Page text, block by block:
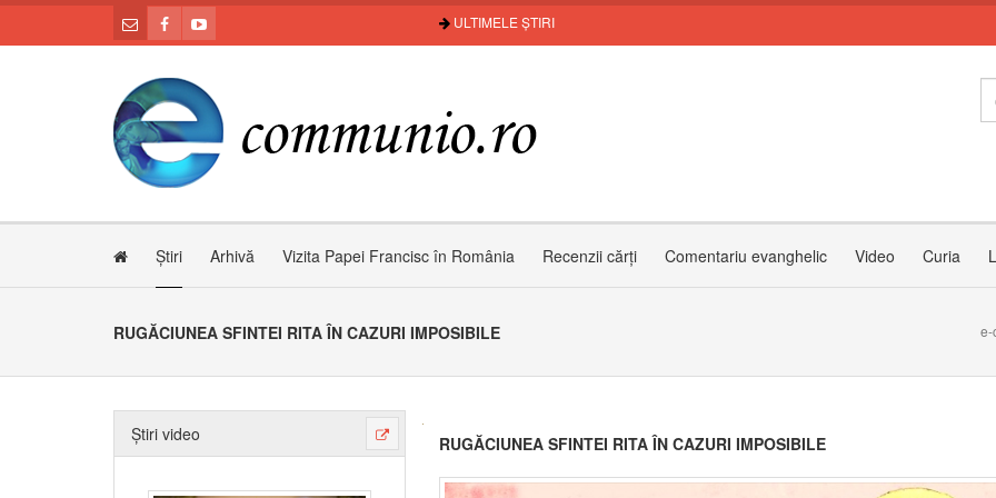
ULTIMELE ȘTIRI
Știri Arhivă Vizita Papei Francisc în România Recenzii cărți Comentariu evanghelic Video Curia
RUGĂCIUNEA SFINTEI RITA ÎN CAZURI IMPOSIBILE e-
Știri video RUGĂCIUNEA SFINTEI RITA ÎN CAZURI IMPOSIBILE